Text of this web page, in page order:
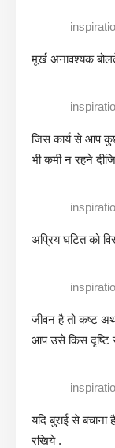
मूर्ख अनावश्यक
जिस कार्य से आप
भी कमी न रहने
अप्रिय घटित को
जीवन है तो कष्ट
आप उसे किस
यदि बुराई से
रखिये .